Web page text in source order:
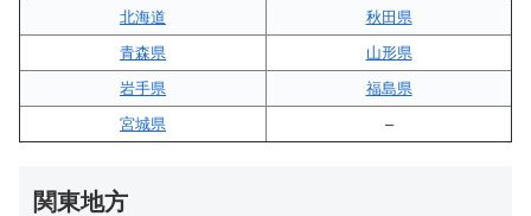
北海道
秋田県
青森県
山形県
岩手県
福島県
宮城県
–
関東地方